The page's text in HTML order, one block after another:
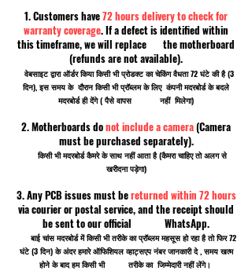
1. Customers have72 hours delivery to check for
warranty coverage. If a defect is identified within
this timeframe, we will replace the motherboard
(refunds are not available).
वेबसाइट द्वारा ऑर्डर किया किसी भी प्रोडक्ट का चेकिंग वैधता 72 घंटे की है (3
दिन), इस समय के दौरान किसी भी प्रॉब्लम के लिए कंपनी मदरबोर्ड के बदले
मदरबोर्ड ही देंगे ( पैसे वापस नहीं मिलेगा)
2. Motherboards donot include a camera(Camera
must be purchased separately).
किसी भी मदरबोर्ड कैमरे के साथ नहीं आता है (कैमरा चाहिए तो अलग से
खरीदना पड़ेगा)
3. Any PCB issues must bereturned within 72 hours
via courier or postal service, and the receipt should
be sent to our official WhatsApp.
बाई चांस मदरबोर्ड में किसी भी तरीके का प्रॉब्लम महसूस हो रहा है तो फिर 72
घंटे (3 दिन) के अंदर हमारे ऑफिशियल व्हाट्सएप नंबर जानकारी दे , समय खत्म
होने के बाद हम किसी भी तरीके का जिम्मेदारी नहीं लेंगे।